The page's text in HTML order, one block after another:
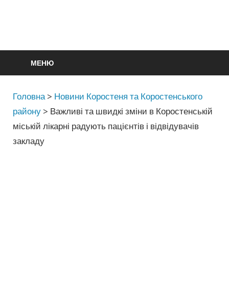
МЕНЮ
Головна > Новини Коростеня та Коростенського
району > Важливі та швидкі зміни в Коростенській
міській лікарні радують пацієнтів і відвідувачів
закладу